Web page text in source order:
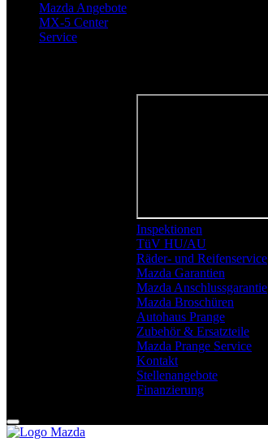
Mazda Angebote
MX-5 Center
Service
Inspektionen
TüV HU/AU
Räder- und Reifenservice
Mazda Garantien
Mazda Anschlussgarantie
Mazda Broschüren
Autohaus Prange
Zubehör & Ersatzteile
Mazda Prange Service
Kontakt
Stellenangebote
Finanzierung